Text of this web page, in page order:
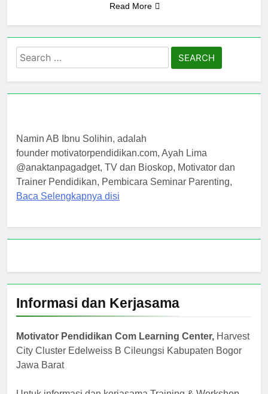
Read More
Search
for:
Namin AB Ibnu Solihin, adalah
founder motivatorpendidikan.com, Ayah Lima
@anaktanpagadget, TV dan Bioskop, Motivator dan
Trainer Pendidikan, Pembicara Seminar Parenting,
Baca Selengkapnya disi
Informasi dan Kerjasama
Motivator Pendidikan Com Learning Center, Harvest
City Cluster Edelweiss B Cileungsi Kabupaten Bogor
Jawa Barat